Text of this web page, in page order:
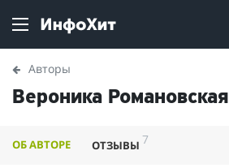
Авторы
Вероника Романовская
ОБ АВТОРЕ ОТЗЫВЫ 7